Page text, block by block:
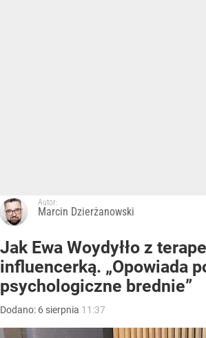
Autor:
Marcin Dzierżanowski
Jak Ewa Woydyłło z
influencerką. „Opowiada
psychologiczne brednie”
Dodano: 6 sierpnia 11:37